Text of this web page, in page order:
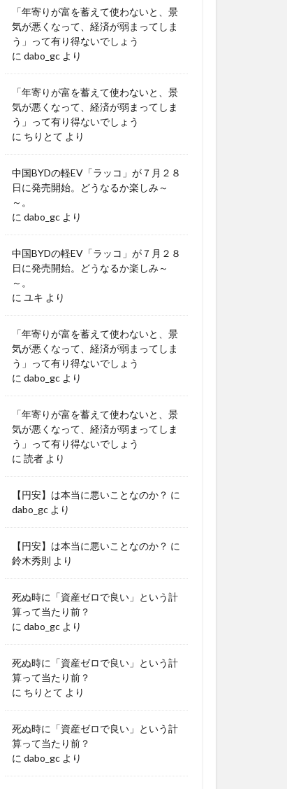
「年寄りが富を蓄えて使わないと、景
気が悪くなって、経済が弱まってしま
う」って有り得ないでしょう
に dabo_gc より
「年寄りが富を蓄えて使わないと、景
気が悪くなって、経済が弱まってしま
う」って有り得ないでしょう
に ちりとて より
中国BYDの軽EV「ラッコ」が７月２８
日に発売開始。どうなるか楽しみ～
～。
に dabo_gc より
中国BYDの軽EV「ラッコ」が７月２８
日に発売開始。どうなるか楽しみ～
～。
に ユキ より
「年寄りが富を蓄えて使わないと、景
気が悪くなって、経済が弱まってしま
う」って有り得ないでしょう
に dabo_gc より
「年寄りが富を蓄えて使わないと、景
気が悪くなって、経済が弱まってしま
う」って有り得ないでしょう
に 読者 より
【円安】は本当に悪いことなのか？ に
dabo_gc より
【円安】は本当に悪いことなのか？ に
鈴木秀則 より
死ぬ時に「資産ゼロで良い」という計
算って当たり前？
に dabo_gc より
死ぬ時に「資産ゼロで良い」という計
算って当たり前？
に ちりとて より
死ぬ時に「資産ゼロで良い」という計
算って当たり前？
に dabo_gc より